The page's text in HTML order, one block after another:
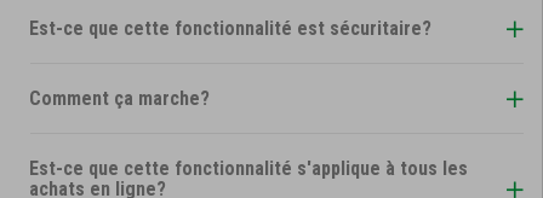
Est-ce que cette fonctionnalité est sécuritaire?
Comment ça marche?
Est-ce que cette fonctionnalité s'applique à tous les
achats en ligne?